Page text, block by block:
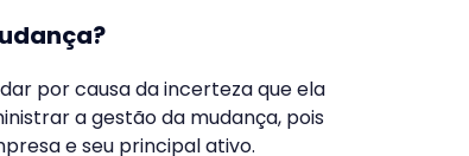
por causa da incerteza que ela
a gestão da mudança, pois
e seu principal ativo.